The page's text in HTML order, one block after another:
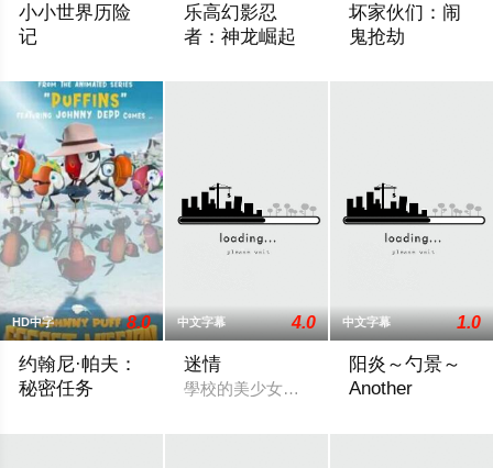
小小世界历险
记
乐高幻影忍
者：神龙崛起
坏家伙们：闹
鬼抢劫
HD中字 8.0
约翰尼·帕夫：
秘密任务
中文字幕 4.0
迷情
學校的美少女朧月在和男朋友幽會時，被
中文字幕 1.0
阳炎～勺景～
Another